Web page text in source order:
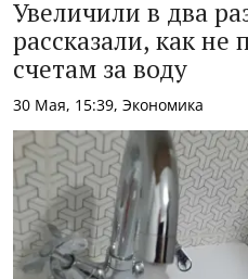
Увеличили в два
рассказали, как не
счетам за воду
30 Мая, 15:39, Экономика